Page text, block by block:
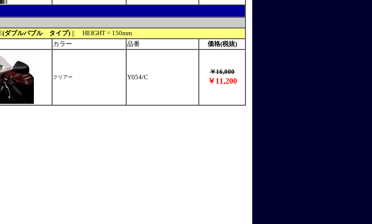
ダブルバブル タイプ) || HEIGHT = 150mm
カラー 品番 価格(税抜)
クリアー Y054/C
￥16,000
￥11,200